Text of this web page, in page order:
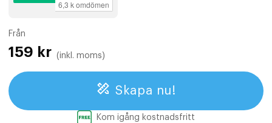
Från
159 kr (inkl. moms)
Skapa nu!
Kom igång kostnadsfritt